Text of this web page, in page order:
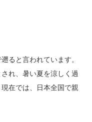
ると言われています。
れ、暑い夏を涼しく過
在では、日本全国で親